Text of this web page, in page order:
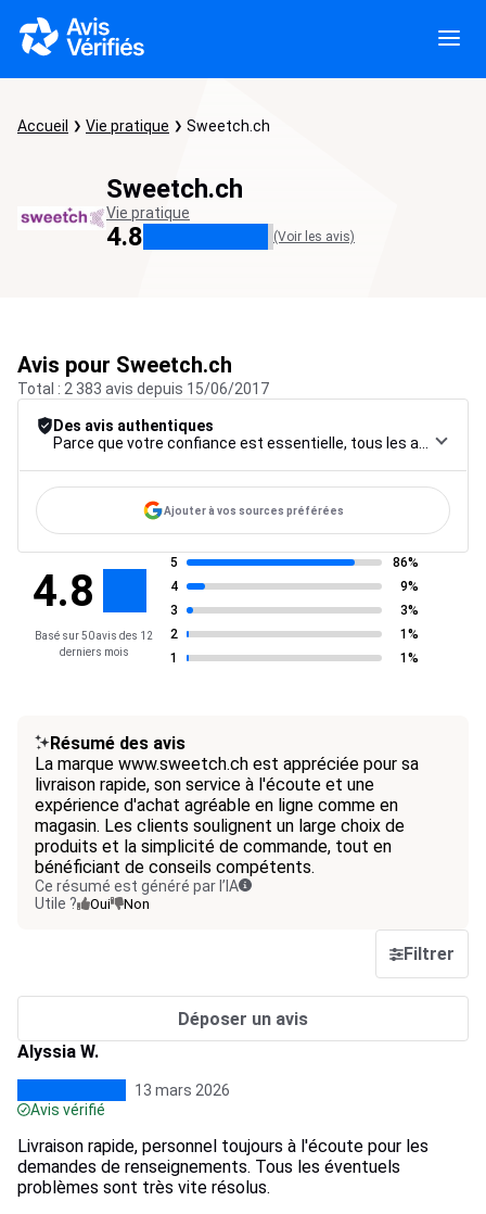
Accueil Vie pratique Sweetch.ch
Sweetch.ch
Vie pratique
4.8 (Voir les avis)
Avis pour Sweetch.ch
Total : 2 383 avis depuis 15/06/2017
Des avis authentiques
Ajouter à vos sources préférées
4.8
Basé sur 50 avis des 12
derniers mois
5
86%
4
9%
3
3%
2
1%
1
1%
Résumé des avis
La marque www.sweetch.ch est appréciée pour sa
livraison rapide, son service à l'écoute et une
expérience d'achat agréable en ligne comme en
magasin. Les clients soulignent un large choix de
produits et la simplicité de commande, tout en
bénéficiant de conseils compétents.
Ce résumé est généré par l’IA
Utile ?
Oui Non
Filtrer
Déposer un avis
Alyssia W.
13 mars 2026
Avis vérifié
Livraison rapide, personnel toujours à l'écoute pour les
demandes de renseignements. Tous les éventuels
problèmes sont très vite résolus.